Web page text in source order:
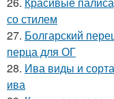
со стилем
27. Болгарский
перца для ОГ
28. Ива виды и
ива